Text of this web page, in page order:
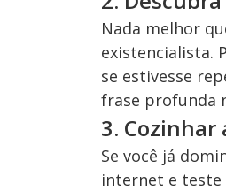
Nada melhor
existencialista.
se estivesse
frase profunda
3.
Se você já
internet e teste